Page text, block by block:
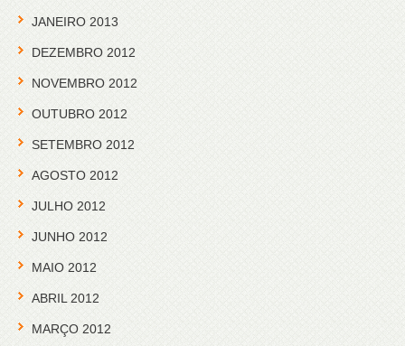
JANEIRO 2013
DEZEMBRO 2012
NOVEMBRO 2012
OUTUBRO 2012
SETEMBRO 2012
AGOSTO 2012
JULHO 2012
JUNHO 2012
MAIO 2012
ABRIL 2012
MARÇO 2012